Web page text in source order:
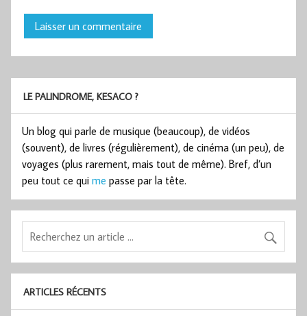
LE PALINDROME, KESACO ?
Un blog qui parle de musique (beaucoup), de vidéos
(souvent), de livres (régulièrement), de cinéma (un peu), de
voyages (plus rarement, mais tout de même). Bref, d’un
peu tout ce qui me passe par la tête.
ARTICLES RÉCENTS